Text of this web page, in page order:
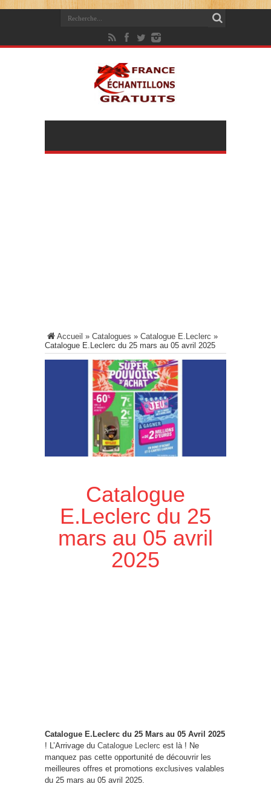
Accueil » Catalogues » Catalogue E.Leclerc »
Catalogue E.Leclerc du 25 mars au 05 avril 2025
Catalogue
E.Leclerc du 25
mars au 05 avril
2025
Catalogue E.Leclerc du 25 Mars au 05 Avril 2025
! L’Arrivage du Catalogue Leclerc est là ! Ne
manquez pas cette opportunité de découvrir les
meilleures offres et promotions exclusives valables
du 25 mars au 05 avril 2025.